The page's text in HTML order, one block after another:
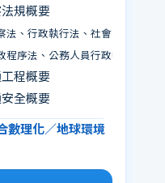
規概要
法、行政執行法、社會秩序維護
程序法、公務人員行政中立法）
程概要
全概要
數理化／地球環境